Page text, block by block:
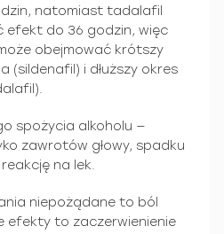
natomiast tadalafil
efekt do 36 godzin, więc
obejmować krótszy
(sildenafil) i dłuższy okres
spożycia alkoholu —
zawrotów głowy, spadku
na lek.
niepożądane to ból
efekty to zaczerwienienie